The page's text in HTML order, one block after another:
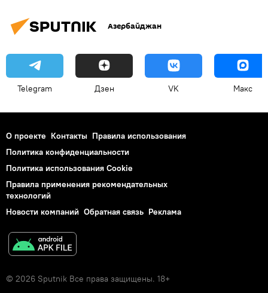
Азербайджан
Telegram Дзен VK Макс
О проекте Контакты Правила использования
Политика конфиденциальности
Политика использования Cookie
Правила применения рекомендательных
технологий
Новости компаний Обратная связь Реклама
© 2026 Sputnik Все права защищены. 18+